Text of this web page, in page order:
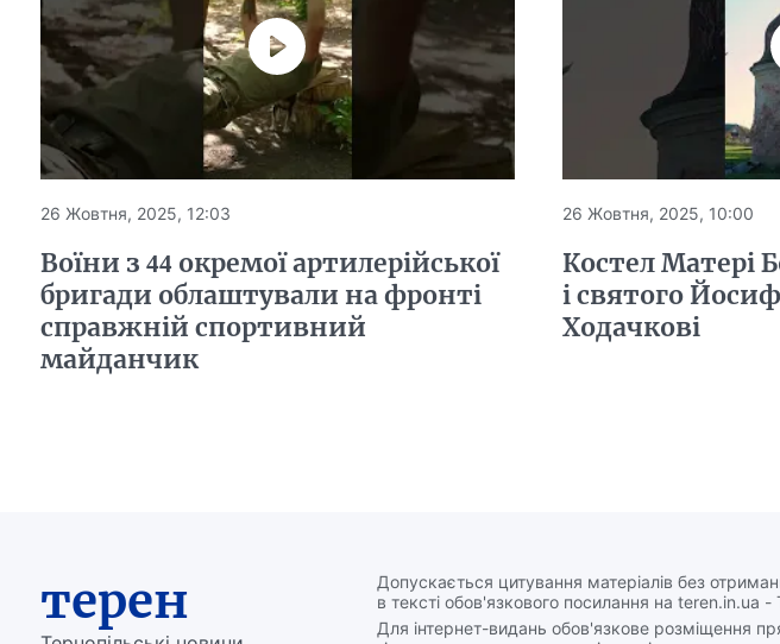
26 Жовтня, 2025, 12:03
Воїни з 44 окремої артилерійської
бригади облаштували на фронті
справжній спортивний
майданчик
26 Жовтня, 2025, 10:00
Костел Матері
і святого
Ходачкові
терен
Допускається цитування матеріалів без
в тексті обов'язкового посилання на teren.in.ua -
Для інтернет-видань обов'язкове розміщення